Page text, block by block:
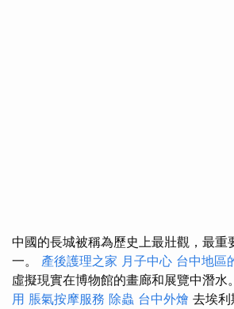
中國的長城被稱為歷史上最壯觀，最重
一。 產後護理之家 月子中心 台中地區
虛擬現實在博物館的畫廊和展覽中潛水
用 脹氣按摩服務 除蟲 台中外燴 去埃